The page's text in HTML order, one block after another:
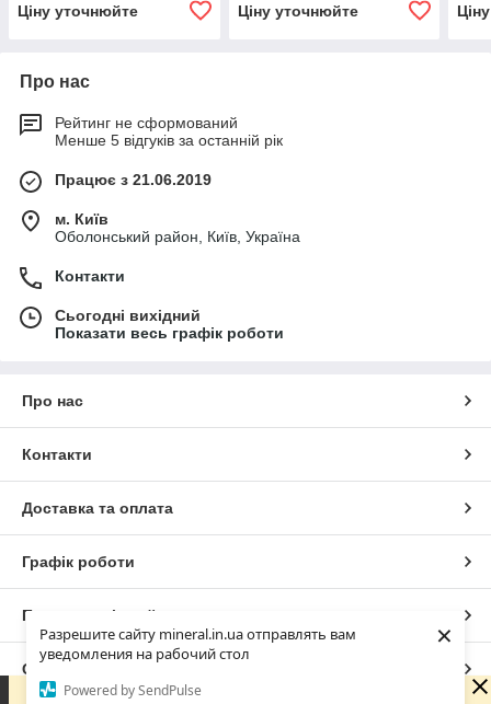
Разрешите сайту mineral.in.ua отправлять вам
уведомления на рабочий стол
Powered by SendPulse
×
одножильний
Ціну уточнюйте
одножильний
Ціну уточнюйте
Про нас
Рейтинг не сформований
Менше 5 відгуків за останній рік
Працює з 21.06.2019
м. Київ
Оболонський район, Київ, Україна
Контакти
Сьогодні вихідний
Показати весь графік роботи
Про нас
Контакти
Доставка та оплата
Графік роботи
Повна версія сайту
Сайт створено на маркетплейсі
Зараз у компанії неробочий час. Замовлення та